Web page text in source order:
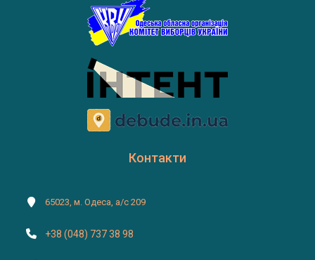
Контакти
65023, м. Одеса, а/с 209
+38 (048) 737 38 98